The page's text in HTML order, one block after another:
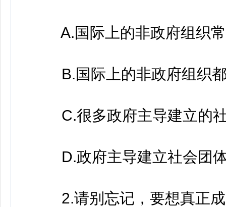
A.国际上的非政府组织常
B.国际上的非政府组织都
C.很多政府主导建立的社
D.政府主导建立社会团体
2.请别忘记，要想真正成